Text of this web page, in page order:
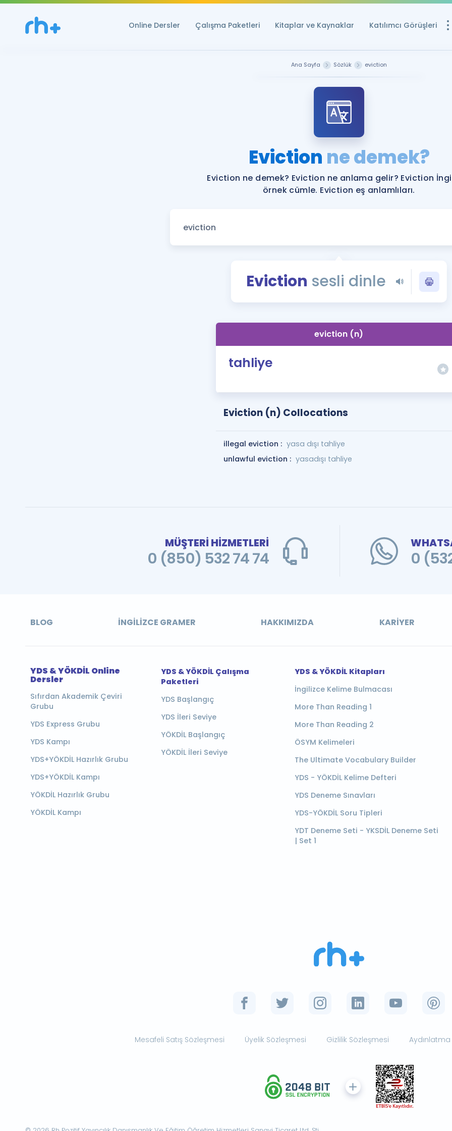
Online Dersler Çalışma Paketleri Kitaplar ve Kaynaklar Katılımcı Görüşleri
YDS ve YÖKDİL
Rehberlik Aracı
YDS ve YÖKDİL'e
Tüm ÖSYM
YDS - YÖKDİL
İngilizce Gramer
Ana Sayfa Sözlük eviction
Eviction ne demek?
Eviction ne demek? Eviction ne anlama gelir? Eviction
örnek cümle. Eviction eş anlamlıları.
Eviction sesli dinle
eviction (n)
tahliye
Eviction (n) Collocations
illegal eviction : yasa dışı tahliye
unlawful eviction : yasadışı tahliye
MÜŞTERİ HİZMETLERİ
0 (850) 532 74 74 0
BLOG İNGILIZCE GRAMER HAKKIMIZDA KARIYER
YDS & YÖKDİL Online
Dersler
Sıfırdan Akademik Çeviri
Grubu
YDS Express Grubu
YDS Kampı
YDS+YÖKDİL Hazırlık Grubu
YDS+YÖKDİL Kampı
YÖKDİL Hazırlık Grubu
YÖKDİL Kampı
YDS & YÖKDİL Çalışma
Paketleri
YDS Başlangıç
YDS İleri Seviye
YÖKDİL Başlangıç
YÖKDİL İleri Seviye
YDS & YÖKDİL Kitapları
İngilizce Kelime Bulmacası
More Than Reading 1
More Than Reading 2
ÖSYM Kelimeleri
The Ultimate Vocabulary Builder
YDS - YÖKDİL Kelime Defteri
YDS Deneme Sınavları
YDS-YÖKDİL Soru Tipleri
YDT Deneme Seti - YKSDİL Deneme Seti
| Set 1
Mesafeli Satış Sözleşmesi Üyelik Sözleşmesi Gizlilik Sözleşmesi